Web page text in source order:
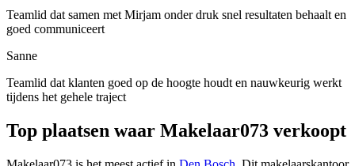
Teamlid dat samen met Mirjam onder druk snel resultaten behaalt en
goed communiceert
Sanne
Teamlid dat klanten goed op de hoogte houdt en nauwkeurig werkt
tijdens het gehele traject
Top plaatsen waar Makelaar073 verkoopt